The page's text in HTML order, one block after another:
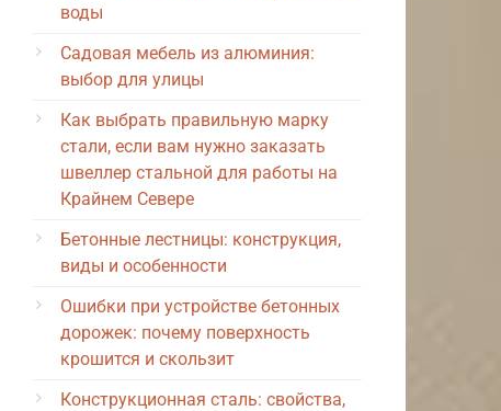
воды
Садовая мебель из алюминия:
выбор для улицы
Как выбрать правильную марку
стали, если вам нужно заказать
швеллер стальной для работы на
Крайнем Севере
Бетонные лестницы: конструкция,
виды и особенности
Ошибки при устройстве бетонных
дорожек: почему поверхность
крошится и скользит
Конструкционная сталь: свойства,